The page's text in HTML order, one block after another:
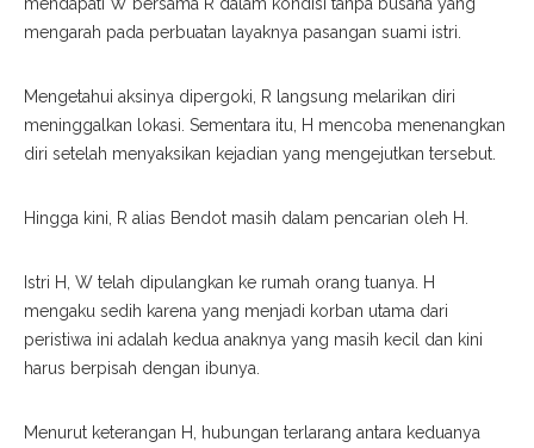
mendapati W bersama R dalam kondisi tanpa busana yang
mengarah pada perbuatan layaknya pasangan suami istri.
Mengetahui aksinya dipergoki, R langsung melarikan diri
meninggalkan lokasi. Sementara itu, H mencoba menenangkan
diri setelah menyaksikan kejadian yang mengejutkan tersebut.
Hingga kini, R alias Bendot masih dalam pencarian oleh H.
Istri H, W telah dipulangkan ke rumah orang tuanya. H
mengaku sedih karena yang menjadi korban utama dari
peristiwa ini adalah kedua anaknya yang masih kecil dan kini
harus berpisah dengan ibunya.
Menurut keterangan H, hubungan terlarang antara keduanya